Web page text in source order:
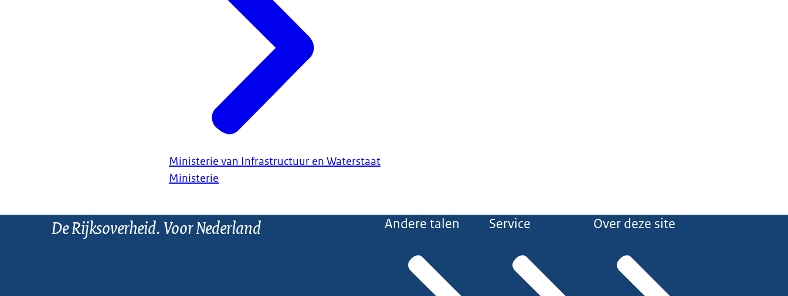
Ministerie van Infrastructuur en Waterstaat
Ministerie
De Rijksoverheid. Voor Nederland Andere talen Service Over deze site